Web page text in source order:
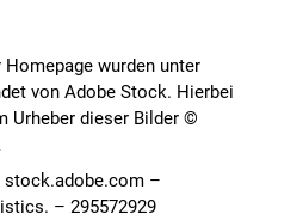
wurden unter
von Adobe Stock. Hierbei
Urheber dieser Bilder ©
–
– 295572929